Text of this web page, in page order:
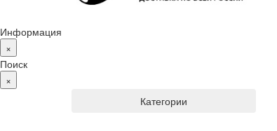
Информация
×
Поиск
×
Категории